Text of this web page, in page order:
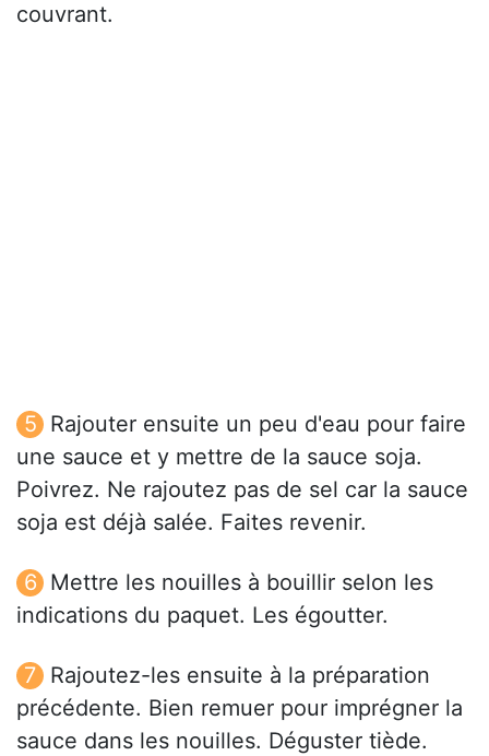
couvrant.
Rajouter ensuite un peu d'eau pour faire
une sauce et y mettre de la sauce soja.
Poivrez. Ne rajoutez pas de sel car la sauce
soja est déjà salée. Faites revenir.
Mettre les nouilles à bouillir selon les
indications du paquet. Les égoutter.
Rajoutez-les ensuite à la préparation
précédente. Bien remuer pour imprégner la
sauce dans les nouilles. Déguster tiède.